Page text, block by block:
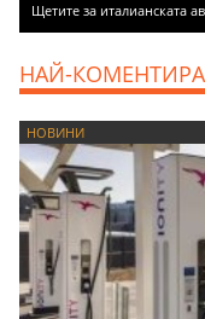
Щетите за италианската
НАЙ-
НОВИНИ